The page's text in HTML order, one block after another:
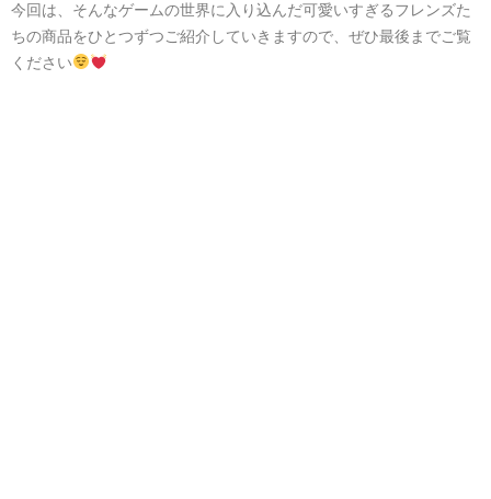
今回は、そんなゲームの世界に入り込んだ可愛いすぎるフレンズた
ちの商品をひとつずつご紹介していきますので、ぜひ最後までご覧
ください